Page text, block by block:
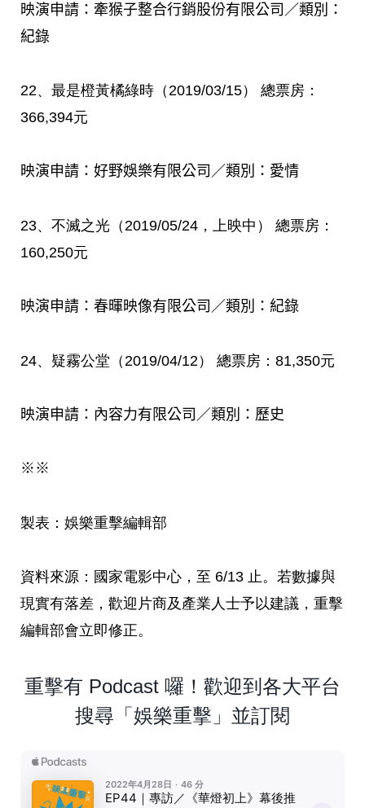
映演申請：牽猴子整合行銷股份有限公司／類別：
紀錄
22、最是橙黃橘綠時（ 2019/03/15）
總票房：
366,394元
映演申請：好野娛樂有限公司／類別：愛情
23、不滅之光（ 2019/05/24 ， 上映中 ）
總票房：
160,250元
映演申請：春暉映像有限公司／類別：紀錄
24、疑霧公堂（ 2019/04/12 ） 總票房： 81,350元
映演申請：內容力有限公司／類別：歷史
※※
製表：娛樂重擊編輯部
資料來源：國家電影中心，至 6/13 止。若數據與
現實有落差，歡迎片商及產業人士予以建議，重擊
編輯部會立即修正。
重擊有 Podcast 囉！歡迎到各大平台
搜尋「娛樂重擊」並訂閱